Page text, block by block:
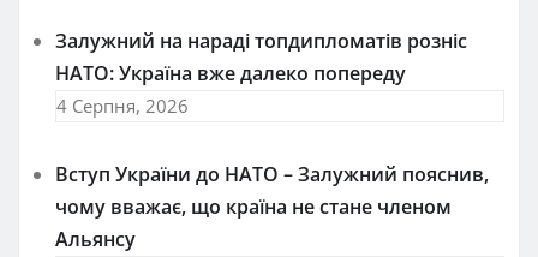
Залужний на нараді топдипломатів розніс
НАТО: Україна вже далеко попереду
4 Серпня, 2026
Вступ України до НАТО – Залужний пояснив,
чому вважає, що країна не стане членом
Альянсу